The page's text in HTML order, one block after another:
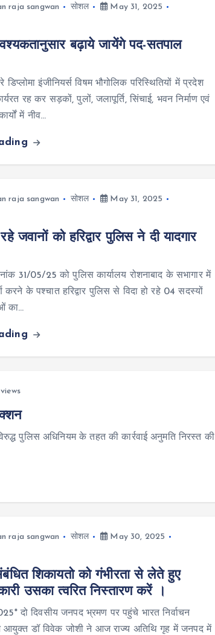
raja sangwan सोशल
May 31, 2025
बढ़ाये जायेंगे पद-सतपाल
इंजीनियर्स विषम भौगोलिक परिस्थितियों में प्रदेश
रह कर सड़कों, पुलों, जलापूर्ति, सिंचाई, भवन निर्माण एवं
में नीव…
raja sangwan सोशल
May 31, 2025
जवानों को हरिद्वार पुलिस ने दी यादगार
31/05/25 को पुलिस कार्यालय रोशनाबाद के सभागार में
करने के पश्चात हरिद्वार पुलिस से विदा हो रहे 04 सदस्यों
का…
पुलिस अधिनियम के तहत की कार्रवाई अनुमति निरस्त की
raja sangwan सोशल
May 30, 2025
शिकायतो को गंभीरता से लेते हुए
उसका त्वरित निस्तारण करें ।
दो दिवसीय जनपद भ्रमण पर पहुंचे भारत निर्वाचन
आयुक्त डॉ विवेक जोशी ने आज राज्य अतिथि गृह में जनपद में